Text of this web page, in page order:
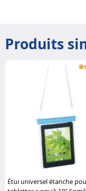
Produits
Étui universel étanche